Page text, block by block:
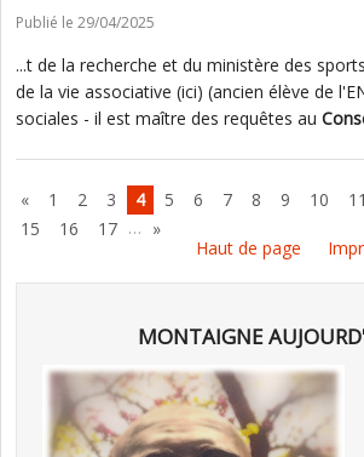
Publié le 29/04/2025
...t de la recherche et du ministère des
de la vie associative (ici) (ancien élève de
sociales - il est maître des requêtes au
« 1 2 3 4 5 6 7 8 9 10 11
15
16 17 … »
Haut de page
MONTAIGNE